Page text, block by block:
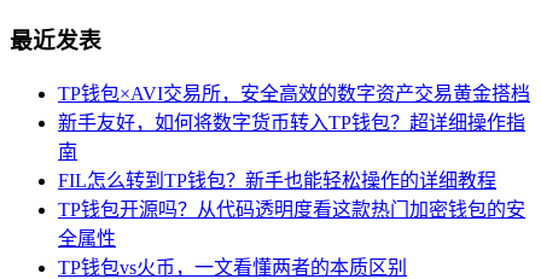
最近发表
TP钱包×AVI交易所，安全高效的数字资产交易黄金搭档
新手友好，如何将数字货币转入TP钱包？超详细操作指
南
FIL怎么转到TP钱包？新手也能轻松操作的详细教程
TP钱包开源吗？从代码透明度看这款热门加密钱包的安
全属性
TP钱包vs火币，一文看懂两者的本质区别